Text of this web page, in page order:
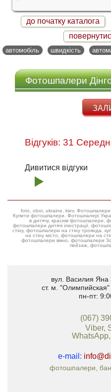
до початку каталога
автомобіль швидкість
Фотошпалери Дінго
Відгуків:
Дивитися відгуки
foto, oboi, ukraine, kiev, Фотошпалери
Купити фотошпалери. Фотошпалері
в дитячу, красиві фотошпалери,
фотошпалери дитячі ілюстрації, фотошпалери низькі
стіну, фотошпалери на стіну троянда,
на стіну місто, фотошпалери на
фотошпалери вікно, фотошпалери
пейзаж,
вул. Василия Яна
ст. м. "Олимпийская"
пн-
(067)
Viber,
e-mail:
фотошпалери,